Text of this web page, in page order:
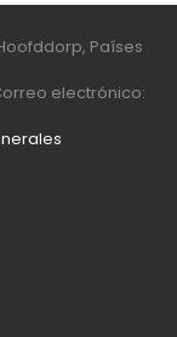
Países
electrónico: